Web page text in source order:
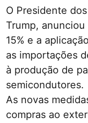
O Presidente
Trump,
15% e a
as importações
à produção de
semicondutores.
As novas
compras ao